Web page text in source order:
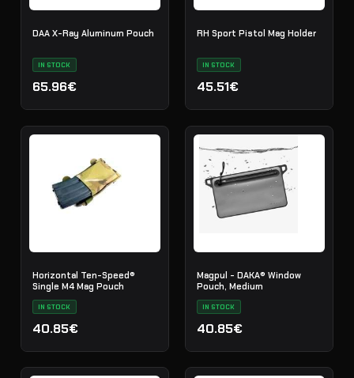
DAA X-Ray Aluminum Pouch
IN STOCK
65.96€
RH Sport Pistol Mag Holder
IN STOCK
45.51€
Horizontal Ten-Speed®
Single M4 Mag Pouch
IN STOCK
40.85€
Magpul - DAKA® Window
Pouch, Medium
IN STOCK
40.85€